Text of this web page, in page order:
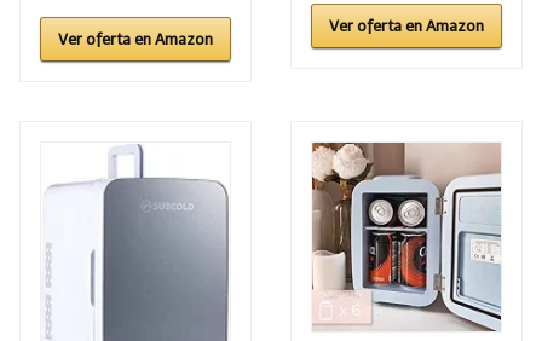
Ver oferta en Amazon
Ver oferta en Amazon